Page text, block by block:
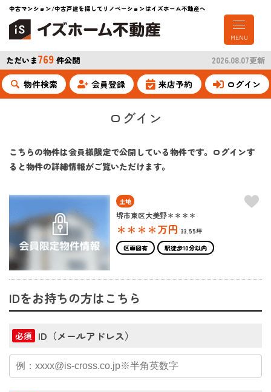
中古マンション/中古戸建を探してリノベーションはイズホーム不動産へ
MENU
ただいま769 件公開 2026.08.07更新
物件検索 会員登録 来店予約 ログイン
ログイン
こちらの物件は会員様限定で公開している物件です。ログインす
ると物件の詳細情報がご覧いただけます。
土地
堺市東区大美野＊＊＊＊
＊＊＊＊万円 33.55坪
区画図有
駅徒歩10分以内
IDをお持ちの方はこちら
必須 ID（メールアドレス）